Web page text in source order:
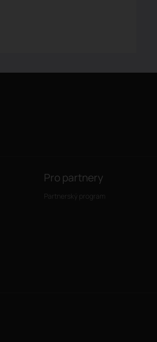
Pro partnery
Partnerský program